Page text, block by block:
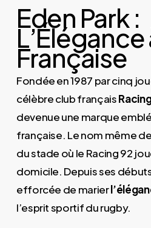
Eden Park :
L’Élégance
Française
Fondée en 1987 par cinq
célèbre club français
devenue une marque
française. Le nom même
du stade où le Racing 92
domicile. Depuis ses
efforcée de marier
l’esprit sportif du rugby.